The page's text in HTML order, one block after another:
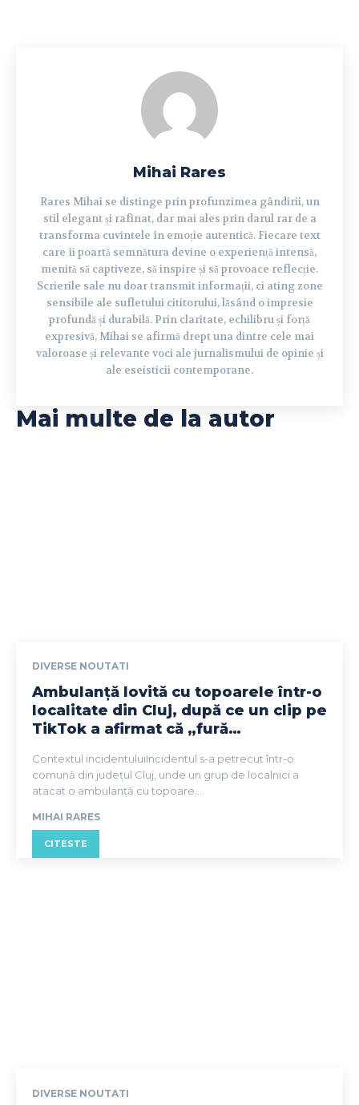
Mihai Rares
Rares Mihai se distinge prin profunzimea gândirii, un
stil elegant și rafinat, dar mai ales prin darul rar de a
transforma cuvintele în emoție autentică. Fiecare text
care îi poartă semnătura devine o experiență intensă,
menită să captiveze, să inspire și să provoace reflecție.
Scrierile sale nu doar transmit informații, ci ating zone
sensibile ale sufletului cititorului, lăsând o impresie
profundă și durabilă. Prin claritate, echilibru și forță
expresivă, Mihai se afirmă drept una dintre cele mai
valoroase și relevante voci ale jurnalismului de opinie și
ale eseisticii contemporane.
Mai multe de la autor
DIVERSE NOUTATI
Ambulanță lovită cu topoarele într-o
localitate din Cluj, după ce un clip pe
TikTok a afirmat că „fură…
Contextul incidentuluiIncidentul s-a petrecut într-o
comună din județul Cluj, unde un grup de localnici a
atacat o ambulanță cu topoare....
MIHAI RARES
CITESTE
DIVERSE NOUTATI